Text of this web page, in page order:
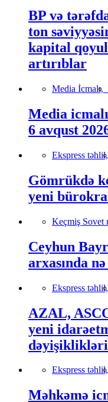
BP və
ton
kapital
artırıblar
Media İcmalı,
Media
6 avqust
Ekspress təhlil,
Gömrükdə
yeni
Keçmiş Sovet
Ceyhun
arxasında
Ekspress təhlil,
AZAL,
yeni
Ekspress təhlil,
Məhkəmə